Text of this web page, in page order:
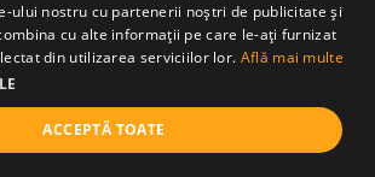
Pordenone Portadown
Portogruaro Porumbacu de Jos
ului nostru cu partenerii noștri de publicitate și
cu alte informații pe care le-ați furnizat
din utilizarea serviciilor lor. Află mai multe
ACCEPTĂ TOATE